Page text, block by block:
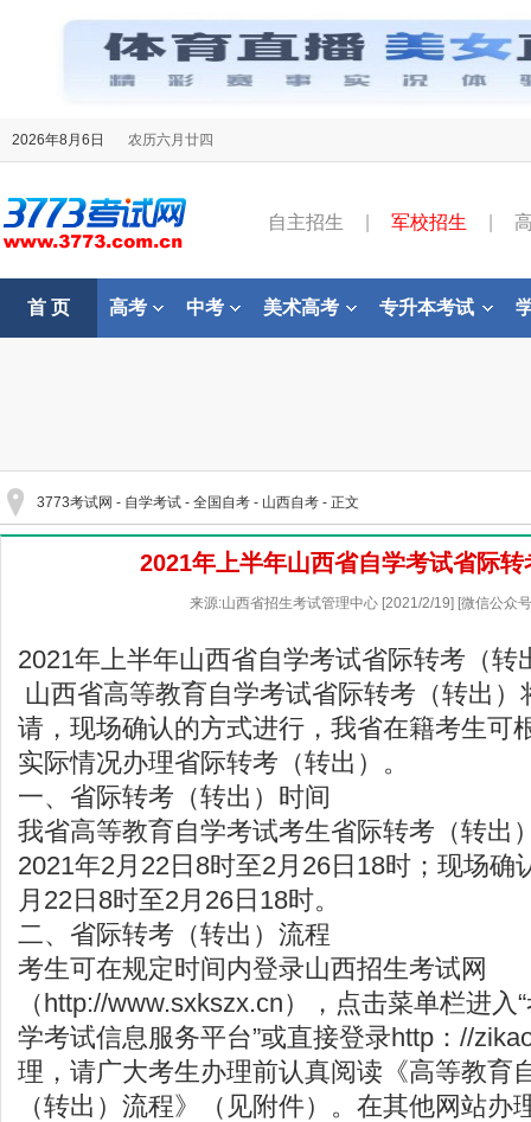
2026年8月6日 农历六月廿四
自主招生 军校招生
首 页 高考 中考 美术高考 专升本考试
3773考试网 - 自学考试 - 全国自考 - 山西自考 - 正文
2021年上半年山西省自学考试省际
来源:山西省招生考试管理中心 [2021/2/19] [微信公众
2021年上半年山西省自学考试省际转考（转
山西省高等教育自学考试省际转考（转出）
请，现场确认的方式进行，我省在籍考生可
实际情况办理省际转考（转出）。
一、省际转考（转出）时间
我省高等教育自学考试考生省际转考（转出
2021年2月22日8时至2月26日18时；现场确
月22日8时至2月26日18时。
二、省际转考（转出）流程
考生可在规定时间内登录山西招生考试网
（http://www.sxkszx.cn），点击菜单栏进入
学考试信息服务平台”或直接登录http：//
理，请广大考生办理前认真阅读《高等教育
（转出）流程》（见附件）。在其他网站办